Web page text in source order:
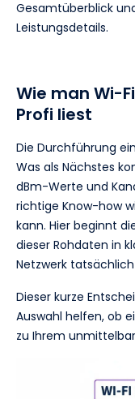
Gesamtüberblick
Leistungsdetails.
Wie man Wi-
Profi liest
Die Durchführung
Was als Nächstes
dBm-Werte und
richtige Know-how
kann. Hier beginnt
dieser Rohdaten in
Netzwerk
Dieser kurze
Auswahl helfen, ob
zu Ihrem